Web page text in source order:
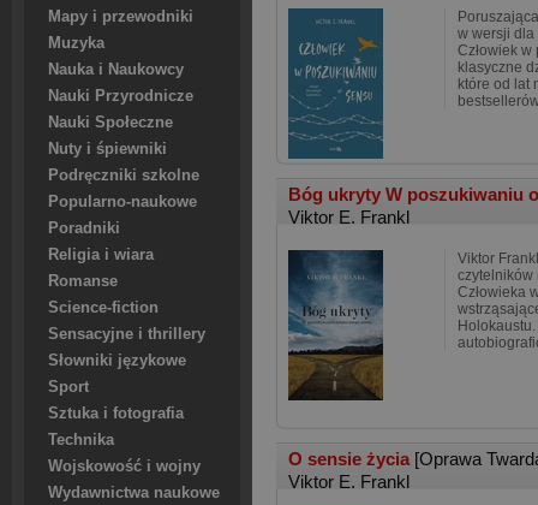
Mapy i przewodniki
Muzyka
Nauka i Naukowcy
Nauki Przyrodnicze
Nauki Społeczne
Nuty i śpiewniki
Podręczniki szkolne
Popularno-naukowe
Poradniki
Religia i wiara
Romanse
Science-fiction
Sensacyjne i thrillery
Słowniki językowe
Sport
Sztuka i fotografia
Technika
Wojskowość i wojny
Wydawnictwa naukowe
w wersji dla
Człowiek
klasyczne
które od lat
Bóg ukryty W poszukiwaniu
Viktor E. Frankl
Viktor
czytelników
Człowieka
O sensie życia [Oprawa
Viktor E. Frankl